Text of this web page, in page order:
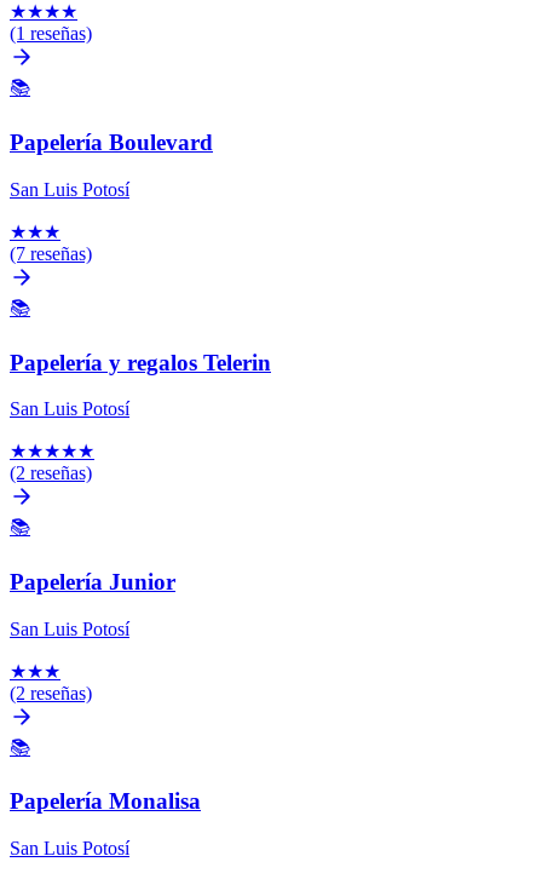
★★★★
(1 reseñas)
📚
Papelería Boulevard
San Luis Potosí
★★★
(7 reseñas)
📚
Papelería y regalos Telerin
San Luis Potosí
★★★★★
(2 reseñas)
📚
Papelería Junior
San Luis Potosí
★★★
(2 reseñas)
📚
Papelería Monalisa
San Luis Potosí